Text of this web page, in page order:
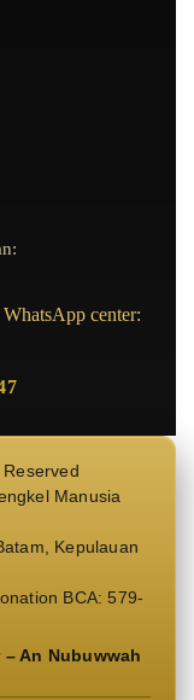
center:
Manusia
Kepulauan
BCA: 579-
– An Nubuwwah